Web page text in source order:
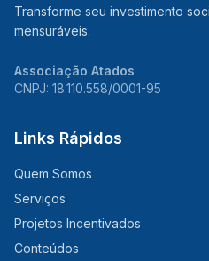
Transforme seu investimento
mensuráveis.
Associação Atados
CNPJ: 18.110.558/0001-95
Links Rápidos
Quem Somos
Serviços
Projetos Incentivados
Conteúdos